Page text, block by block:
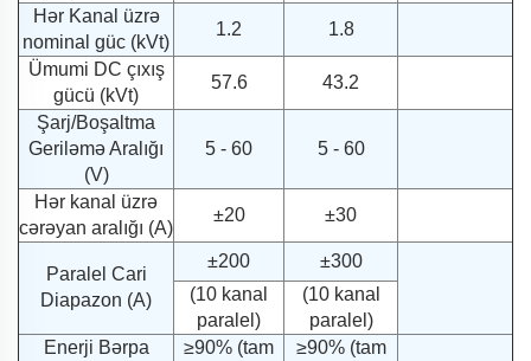
Hər Kanal üzrə
nominal güc (kVt)
1.2
1.8
Ümumi DC çıxış
gücü (kVt)
57.6
43.2
Şarj/Boşaltma
Geriləmə Aralığı
(V)
5 - 60 5 - 60
Hər kanal üzrə
cərəyan aralığı (A)
±20 ±30
Paralel Cari
Diapazon (A)
±200
±300
(10 kanal
paralel)
(10 kanal
paralel)
Enerji Bərpa
≥90% (tam
≥90% (tam